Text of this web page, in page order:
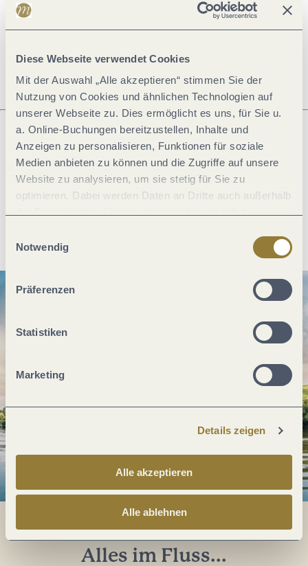
Diese Webseite verwendet Cookies
Mit der Auswahl „Alle akzeptieren“ stimmen Sie der
Nutzung von Cookies und ähnlichen Technologien auf
unserer Webseite zu. Dies ermöglicht es uns, für Sie u.
a. Online-Buchungen bereitzustellen, Inhalte und
Anzeigen zu personalisieren, Funktionen für soziale
Medien anbieten zu können und die Zugriffe auf unsere
Website zu analysieren, um sie stetig für Sie zu
optimieren. Dabei werden Daten an Dritte auch außerhalb
jederzeit widerrufen werden. Mit der Auswahl "Alle
ablehnen" kann es zu Beeinträchtigungen in der Nutzung
Notwendig
Präferenzen
Statistiken
Marketing
Details zeigen
Alle akzeptieren
Alle ablehnen
Was möchtest du als nächstes tun?
Alles im Fluss...